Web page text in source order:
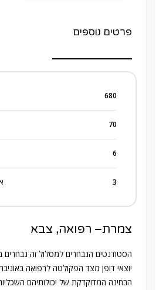
פרטים נוספים
680
70
6
3
צמרת– רפואה, צבא
הסטודנטים הנבחרים למסלול זה נבחרים
יוצאי דופן מצד הפקולטה לרפואה
הבחינה המדוקדקת של יכולותיהם